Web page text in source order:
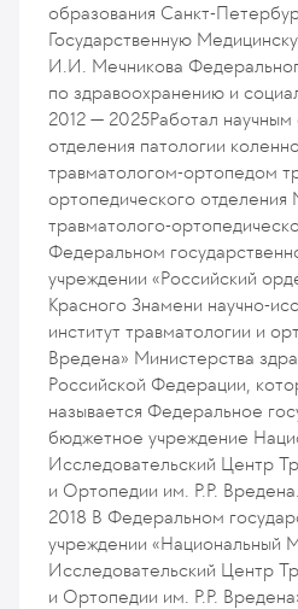
образования Санкт-
Государственную
И.И. Мечникова
по здравоохранению и
2012 — 2025Работал
отделения патологии
травматологом-ортопедом
ортопедического
травматолого-
Федеральном
учреждении «Российский
Красного Знамени научно-
институт травматологии и
Вредена» Министерства
Российской Федерации,
называется Федеральное
бюджетное учреждение
Исследовательский Центр
и Ортопедии им. Р.Р. Вредена.
2018 В Федеральном
учреждении «Национальный
Исследовательский Центр
и Ортопедии им. Р.Р.